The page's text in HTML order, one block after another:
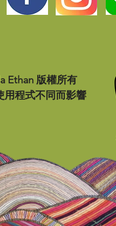
Ethan 版權所有
用程式不同而影響